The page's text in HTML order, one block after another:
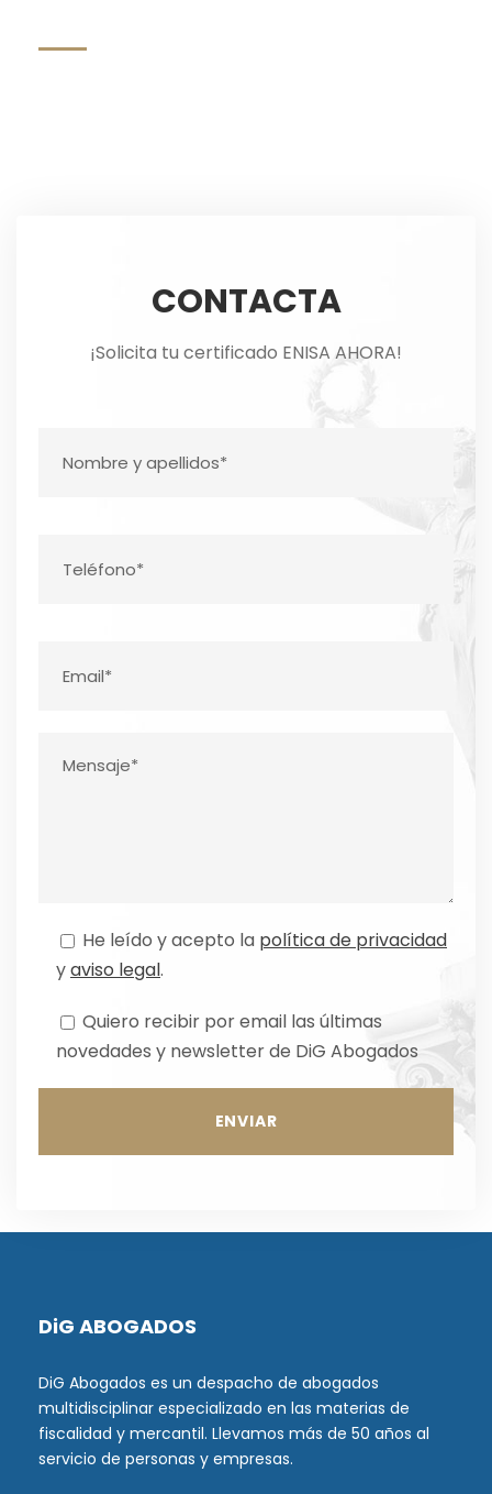
CONTACTA
¡Solicita tu certificado ENISA AHORA!
He leído y acepto la política de privacidad
yaviso legal.
Quiero recibir por email las últimas
novedades y newsletter de DiG Abogados
DiG ABOGADOS
DiG Abogados es un despacho de abogados
multidisciplinar especializado en las materias de
fiscalidad y mercantil. Llevamos más de 50 años al
servicio de personas y empresas.